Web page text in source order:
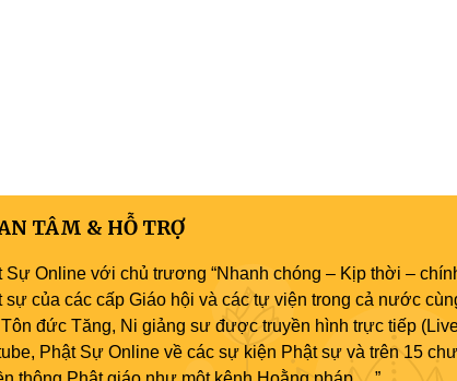
TÂM & HỖ TRỢ
Sự Online với chủ trương “Nhanh chóng – Kịp thời –
sự của các cấp Giáo hội và các tự viện trong cả nước
đức Tăng, Ni giảng sư được truyền hình trực tiếp
Phật Sự Online về các sự kiện Phật sự và trên 15